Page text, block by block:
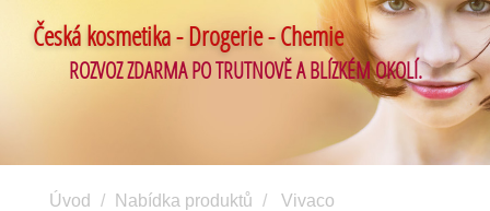
Česká kosmetika - Drogerie - Chemie
ROZVOZ ZDARMA PO TRUTNOVĚ A BLÍZKÉM OKOLÍ.
Úvod Nabídka produktů
Vivaco